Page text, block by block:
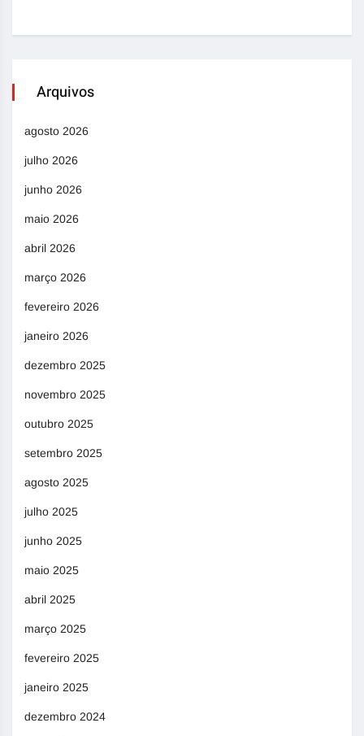
Arquivos
agosto 2026
julho 2026
junho 2026
maio 2026
abril 2026
março 2026
fevereiro 2026
janeiro 2026
dezembro 2025
novembro 2025
outubro 2025
setembro 2025
agosto 2025
julho 2025
junho 2025
maio 2025
abril 2025
março 2025
fevereiro 2025
janeiro 2025
dezembro 2024